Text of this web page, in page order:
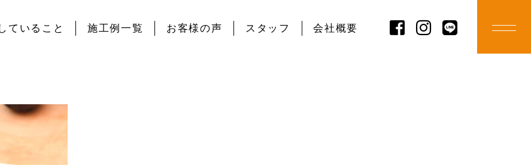
ていること 施工例一覧 お客様の声 スタッフ 会社概要